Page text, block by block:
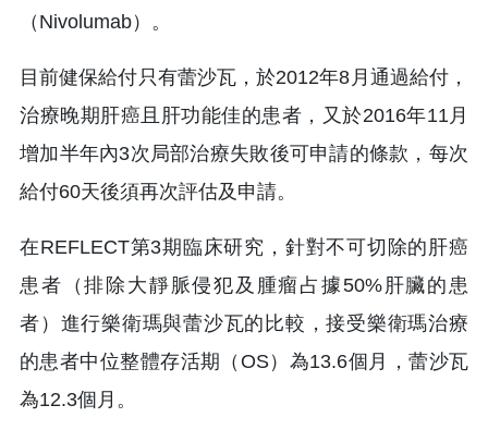
（Nivolumab）。
目前健保給付只有蕾沙瓦，於2012年8月通過給付，
治療晚期肝癌且肝功能佳的患者，又於2016年11月
增加半年內3次局部治療失敗後可申請的條款，每次
給付60天後須再次評估及申請。
在REFLECT第3期臨床研究，針對不可切除的肝癌
患者（排除大靜脈侵犯及腫瘤占據50%肝臟的患
者）進行樂衛瑪與蕾沙瓦的比較，接受樂衛瑪治療
的患者中位整體存活期（OS）為13.6個月，蕾沙瓦
為12.3個月。